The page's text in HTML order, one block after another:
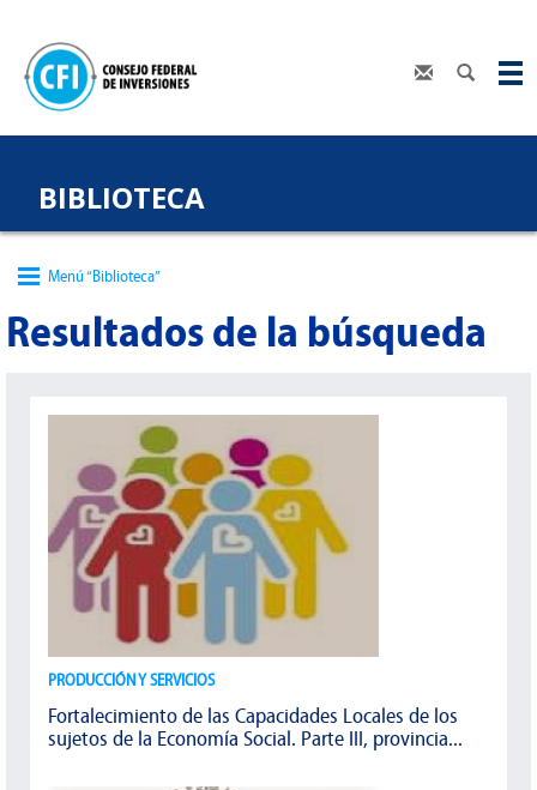
BIBLIOTECA
Menú “Biblioteca”
Resultados de la búsqueda
PRODUCCIÓN Y SERVICIOS
Fortalecimiento de las Capacidades Locales de los
sujetos de la Economía Social. Parte III, provincia...